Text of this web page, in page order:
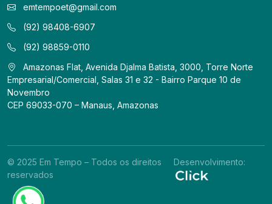
emtempoet@gmail.com
(92) 98408-6907
(92) 98859-0110
Amazonas Flat, Avenida Djalma Batista, 3000, Torre Norte
Empresarial/Comercial, Salas 31 e 32 - Bairro Parque 10 de
Novembro
CEP 69033-070 – Manaus, Amazonas
© 2025 Em Tempo – Todos os direitos
reservados
Desenvolvimento: